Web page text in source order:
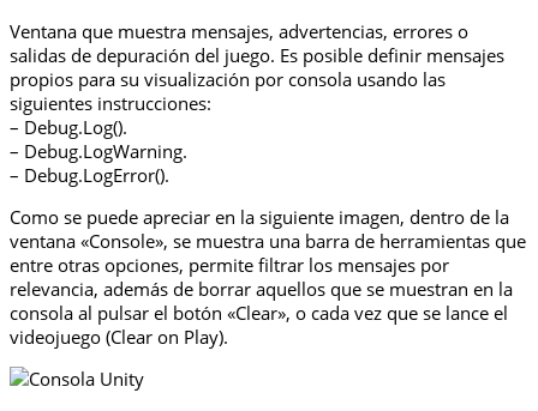
Ventana que muestra mensajes, advertencias, errores o
salidas de depuración del juego. Es posible definir mensajes
propios para su visualización por consola usando las
siguientes instrucciones:
– Debug.Log().
– Debug.LogWarning.
– Debug.LogError().
Como se puede apreciar en la siguiente imagen, dentro de la
ventana «Console», se muestra una barra de herramientas que
entre otras opciones, permite filtrar los mensajes por
relevancia, además de borrar aquellos que se muestran en la
consola al pulsar el botón «Clear», o cada vez que se lance el
videojuego (Clear on Play).